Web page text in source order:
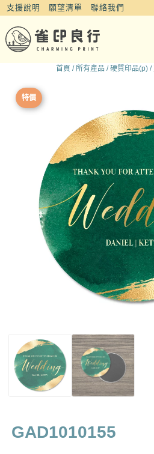
支援說明 願望清單 聯絡我們
首頁 /所有產品 /硬質印品(p) /
特價
GAD1010155